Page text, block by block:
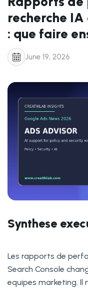
recherche IA
: que faire
June 19, 2026
Synthese
Les rapports de
Search Console
equipes marketing. Il